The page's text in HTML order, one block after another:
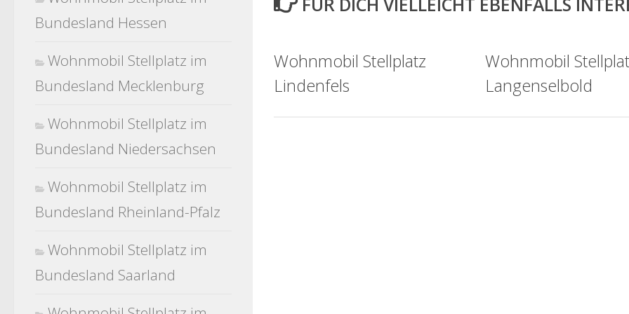
Wohnmobil Stellplatz
Lindenfels
Wohnmobil
Langenselbold
Bundesland Hessen
Wohnmobil Stellplatz im
Bundesland Mecklenburg
Wohnmobil Stellplatz im
Bundesland Niedersachsen
Wohnmobil Stellplatz im
Bundesland Rheinland-Pfalz
Wohnmobil Stellplatz im
Bundesland Saarland